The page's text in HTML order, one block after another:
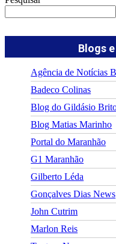
Blogs
Agência de Notícias
Badeco Colinas
Blog do Gildásio
Blog Matias Marinho
Portal do Maranhão
G1 Maranhão
Gilberto Léda
Gonçalves Dias News
John Cutrim
Marlon Reis